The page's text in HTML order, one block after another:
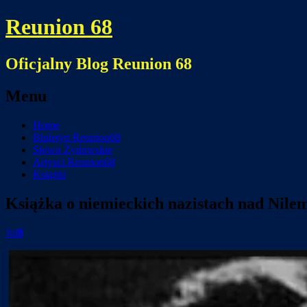
Reunion 68
Oficjalny Blog Reunion 68
Menu
Skip
content
Home
Biuletyn Reunion68
Słowo Żydowskie
Artysci Reunion68
Książki
Książka o niemieckich nazistach nad
Jul8